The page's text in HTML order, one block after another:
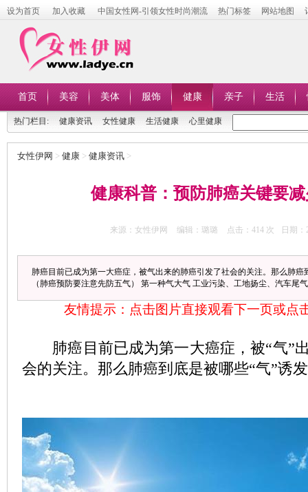
设为首页 加入收藏 中国女性网-引领女性时尚潮流 热门标签 网站地图
首页 美容 美体 服饰 健康 亲子 生活
热门栏目: 健康资讯 女性健康 生活健康 心里健康
女性伊网 > 健康 > 健康资讯 >
健康科普：预防肺癌关键要
来源：女性伊网 编辑：璐璐 点击： 414 次 日期：
肺癌目前已成为第一大癌症，被气出来的肺癌引发了社会的关注。那么肺
（肺癌预防要注意先防五气） 第一种气大气 工业污染、工地扬尘、汽车尾气
友情提示：点击图片直接观看下一页或点
肺癌目前已成为第一大癌症，被“气”
会的关注。那么肺癌到底是被哪些“气”诱